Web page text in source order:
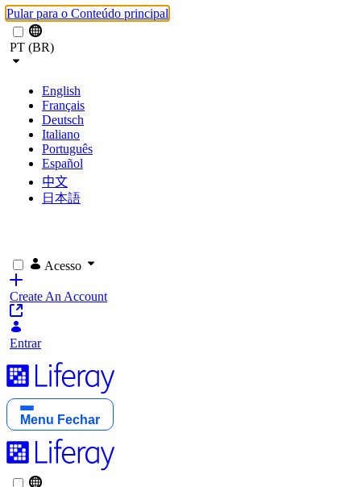
Pular para o Conteúdo principal
PT (BR)
English
Français
Deutsch
Italiano
Português
Español
中文
日本語
Acesso
Create An Account
Entrar
Menu Fechar